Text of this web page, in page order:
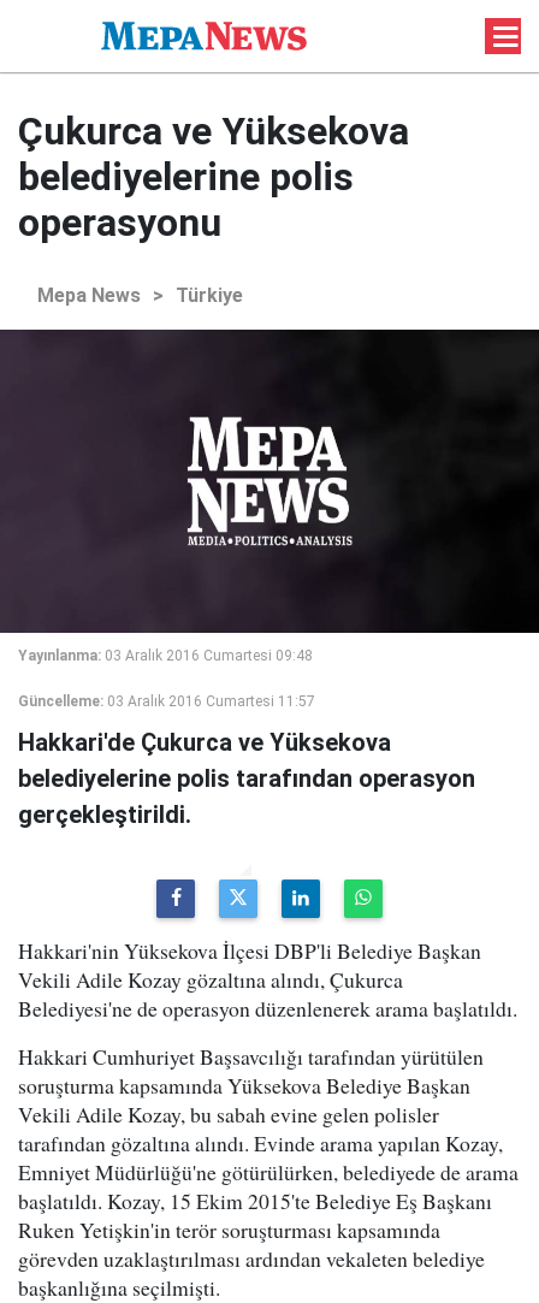
Çukurca ve Yüksekova
belediyelerine polis
operasyonu
Mepa News > Türkiye
Yayınlanma: 03 Aralık 2016 Cumartesi 09:48
Güncelleme: 03 Aralık 2016 Cumartesi 11:57
Hakkari'de Çukurca ve Yüksekova
belediyelerine polis tarafından operasyon
gerçekleştirildi.
Hakkari'nin Yüksekova İlçesi DBP'li Belediye Başkan
Vekili Adile Kozay gözaltına alındı, Çukurca
Belediyesi'ne de operasyon düzenlenerek arama başlatıldı.
Hakkari Cumhuriyet Başsavcılığı tarafından yürütülen
soruşturma kapsamında Yüksekova Belediye Başkan
Vekili Adile Kozay, bu sabah evine gelen polisler
tarafından gözaltına alındı. Evinde arama yapılan Kozay,
Emniyet Müdürlüğü'ne götürülürken, belediyede de arama
başlatıldı. Kozay, 15 Ekim 2015'te Belediye Eş Başkanı
Ruken Yetişkin'in terör soruşturması kapsamında
görevden uzaklaştırılması ardından vekaleten belediye
başkanlığına seçilmişti.